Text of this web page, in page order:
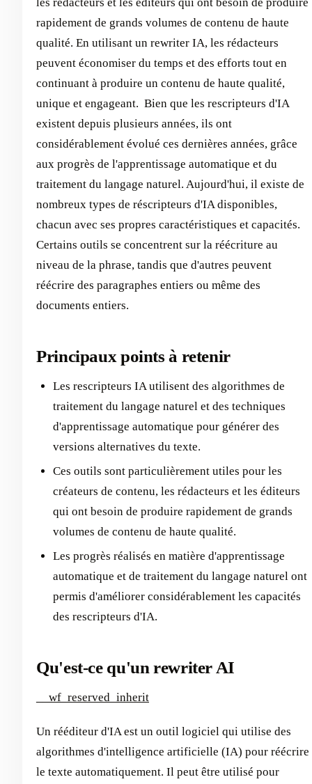
rapidement de grands volumes de contenu de haute
qualité. En utilisant un rewriter IA, les rédacteurs
peuvent économiser du temps et des efforts tout en
continuant à produire un contenu de haute qualité,
unique et engageant. ‍ Bien que les rescripteurs d'IA
existent depuis plusieurs années, ils ont
considérablement évolué ces dernières années, grâce
aux progrès de l'apprentissage automatique et du
traitement du langage naturel. Aujourd'hui, il existe de
nombreux types de réscripteurs d'IA disponibles,
chacun avec ses propres caractéristiques et capacités.
Certains outils se concentrent sur la réécriture au
niveau de la phrase, tandis que d'autres peuvent
réécrire des paragraphes entiers ou même des
documents entiers.
Principaux points à retenir
Les rescripteurs IA utilisent des algorithmes de
traitement du langage naturel et des techniques
d'apprentissage automatique pour générer des
versions alternatives du texte.
Ces outils sont particulièrement utiles pour les
créateurs de contenu, les rédacteurs et les éditeurs
qui ont besoin de produire rapidement de grands
volumes de contenu de haute qualité.
Les progrès réalisés en matière d'apprentissage
automatique et de traitement du langage naturel ont
permis d'améliorer considérablement les capacités
des rescripteurs d'IA.
Qu'est-ce qu'un rewriter AI
__wf_reserved_inherit
Un rééditeur d'IA est un outil logiciel qui utilise des
algorithmes d'intelligence artificielle (IA) pour réécrire
le texte automatiquement. Il peut être utilisé pour